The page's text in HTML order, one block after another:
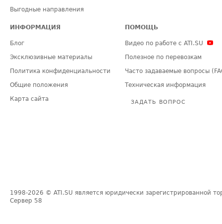
Выгодные направления
ИНФОРМАЦИЯ
Блог
Эксклюзивные материалы
Политика конфиденциальности
Общие положения
Карта сайта
ПОМОЩЬ
Видео по работе с ATI.SU
Полезное по перевозкам
Часто задаваемые вопросы
Техническая информация
ЗАДАТЬ ВОПРОС
1998-2026 © ATI.SU является юридически зарегистрированной
Сервер 58